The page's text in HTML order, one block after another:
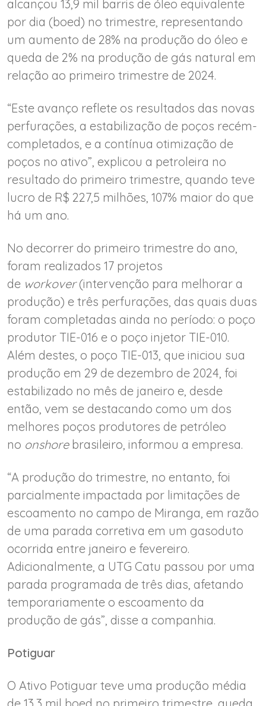
alcançou 13,9 mil barris de óleo equivalente
por dia (boed) no trimestre, representando
um aumento de 28% na produção do óleo e
queda de 2% na produção de gás natural em
relação ao primeiro trimestre de 2024.
“Este avanço reflete os resultados das novas
perfurações, a estabilização de poços recém-
completados, e a contínua otimização de
poços no ativo”, explicou a petroleira no
resultado do primeiro trimestre, quando teve
lucro de R$ 227,5 milhões, 107% maior do que
há um ano.
No decorrer do primeiro trimestre do ano,
foram realizados 17 projetos
de workover(intervenção para melhorar a
produção) e três perfurações, das quais duas
foram completadas ainda no período: o poço
produtor TIE-016 e o poço injetor TIE-010.
Além destes, o poço TIE-013, que iniciou sua
produção em 29 de dezembro de 2024, foi
estabilizado no mês de janeiro e, desde
então, vem se destacando como um dos
melhores poços produtores de petróleo
no onshorebrasileiro, informou a empresa.
“A produção do trimestre, no entanto, foi
parcialmente impactada por limitações de
escoamento no campo de Miranga, em razão
de uma parada corretiva em um gasoduto
ocorrida entre janeiro e fevereiro.
Adicionalmente, a UTG Catu passou por uma
parada programada de três dias, afetando
temporariamente o escoamento da
produção de gás”, disse a companhia.
Potiguar
O Ativo Potiguar teve uma produção média